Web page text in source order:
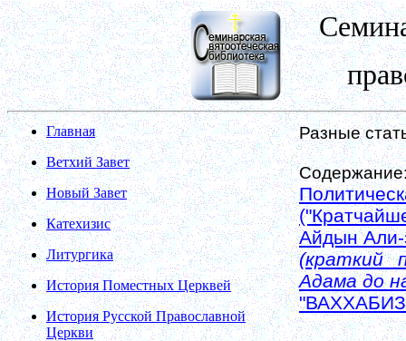
Главная
Ветхий Завет
Новый Завет
Катехизис
Литургика
История Поместных Церквей
История Русской Православной
Церкви
Разные
Айдын
(краткий
Адама до